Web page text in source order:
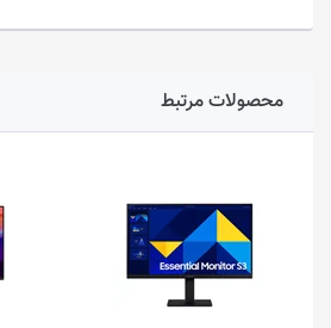
محصولات مرتبط